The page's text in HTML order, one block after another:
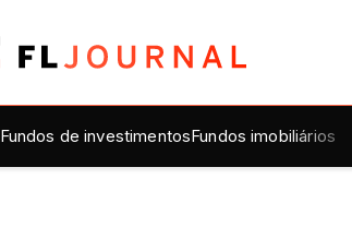
Fundos de investimentosFundos imobiliários